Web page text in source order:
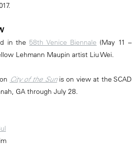
in the 58th Venice Biennale (May 11 –
Lehmann Maupin artist Liu Wei.
City of the Sunis on view at the SCAD
GA through July 28.